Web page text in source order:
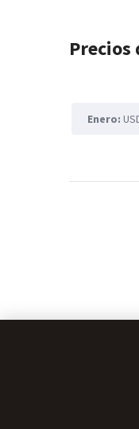
Precios
Enero: